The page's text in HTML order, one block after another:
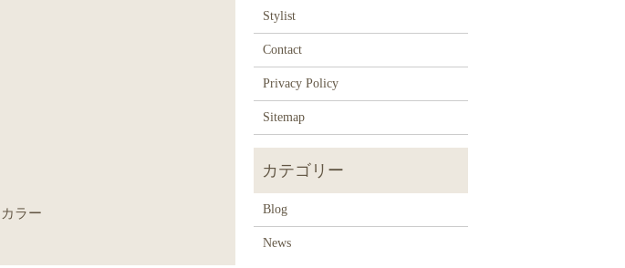
ラー
Stylist
Contact
Privacy Policy
Sitemap
Blog
News